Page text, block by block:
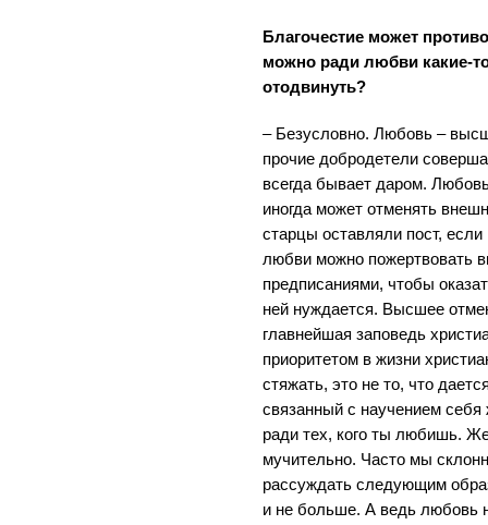
Благочестие может
можно ради любви какие-
отодвинуть?
– Безусловно. Любовь –
прочие добродетели
всегда бывает даром.
иногда может отменять
старцы оставляли пост,
любви можно пожертвовать
предписаниями, чтобы
ней нуждается. Высшее
главнейшая заповедь
приоритетом в жизни
стяжать, это не то, что
связанный с научением
ради тех, кого ты любишь.
мучительно. Часто мы
рассуждать следующим
и не больше. А ведь любовь